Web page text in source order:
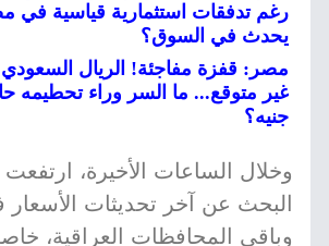
رغم تدفقات استثمارية قياسية في
يحدث في السوق؟
مصر: قفزة مفاجئة! الريال
جنيه؟
وخلال الساعات الأخيرة،
البحث عن آخر تحديثات الأسعار
وباقي المحافظات العراقية،